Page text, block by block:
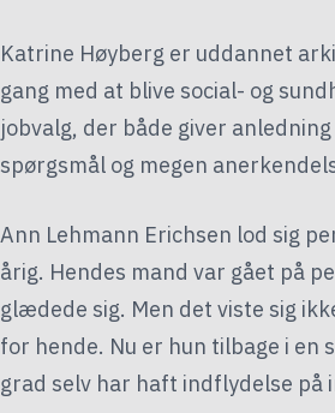
Katrine Høyberg er uddannet
gang med at blive social- og
jobvalg, der både giver
spørgsmål og megen
Ann Lehmann Erichsen lod sig
årig. Hendes mand var gået på
glædede sig. Men det viste sig
for hende. Nu er hun tilbage i en
grad selv har haft indflydelse på